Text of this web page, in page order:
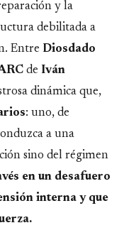
y la
debilitada a
Entre Diosdado
de Iván
dinámica que,
: uno, de
a una
sino del régimen
en un desafuero
interna y que